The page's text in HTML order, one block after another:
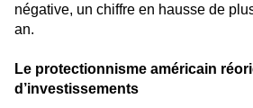
négative, un chiffre en hausse de
an.
Le protectionnisme américain
d’investissements